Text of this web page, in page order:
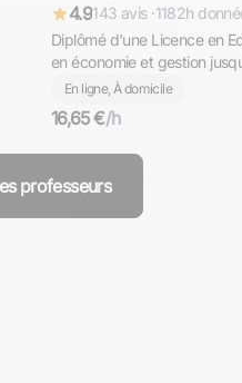
4.9143 avis ·1182h
Diplômé d'une Licence en
en économie et gestion
En ligne, À domicile
16,65 €/h
professeurs